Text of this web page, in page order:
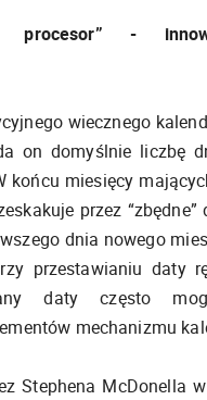
procesor” -
wiecznego
on domyślnie liczbę
końcu miesięcy
przez
dnia nowego
przestawianiu daty
daty często
mechanizmu
Stephena McDonella